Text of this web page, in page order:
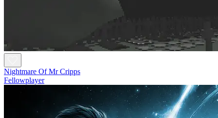
Nightmare Of Mr Cripps
Fellowplayer